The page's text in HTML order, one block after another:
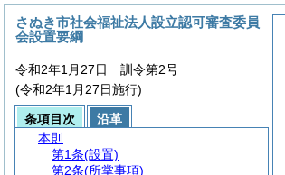
さぬき市社会福祉法人設立認可審査委員
会設置要綱
令和2年1月27日 訓令第2号
(令和2年1月27日施行)
条項目次
沿革
本則
第1条(設置)
第2条(所掌事項)